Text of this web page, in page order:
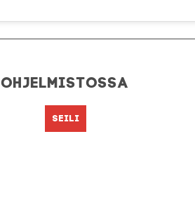
Ohjelmistossa
Seili